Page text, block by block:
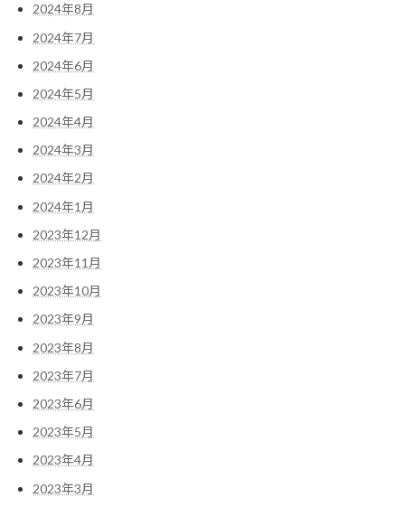
2024年8月
2024年7月
2024年6月
2024年5月
2024年4月
2024年3月
2024年2月
2024年1月
2023年12月
2023年11月
2023年10月
2023年9月
2023年8月
2023年7月
2023年6月
2023年5月
2023年4月
2023年3月